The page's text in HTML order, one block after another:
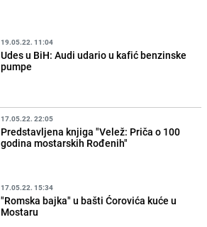
19.05.22. 11:04
Udes u BiH: Audi udario u kafić benzinske
pumpe
17.05.22. 22:05
Predstavljena knjiga "Velež: Priča o 100
godina mostarskih Rođenih"
17.05.22. 15:34
"Romska bajka" u bašti Ćorovića kuće u
Mostaru